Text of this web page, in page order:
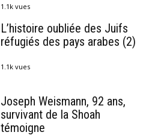
1.1k vues
L’histoire oubliée des Juifs
réfugiés des pays arabes (2)
1.1k vues
Joseph Weismann, 92 ans,
survivant de la Shoah
témoigne